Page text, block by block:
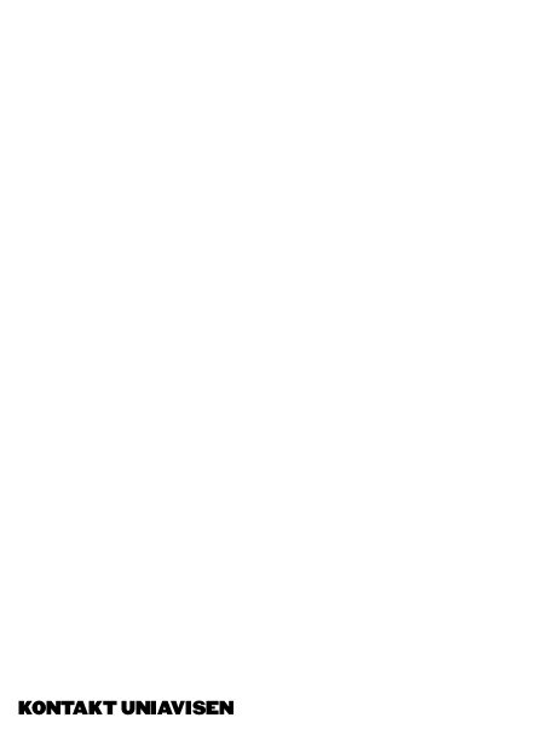
KONTAKT UNIAVISEN